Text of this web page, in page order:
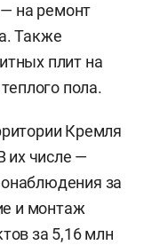
на ремонт
Также
плит на
пола.
Кремля
их числе —
за
и монтаж
за 5,16 млн